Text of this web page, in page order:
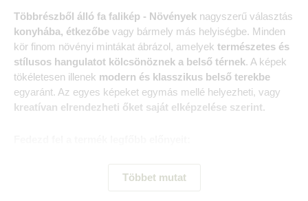
Többrészből álló fa falikép - Növények nagyszerű választás
konyhába, étkezőbe vagy bármely más helyiségbe. Minden
kör finom növényi mintákat ábrázol, amelyek természetes és
stílusos hangulatot kölcsönöznek a belső térnek. A képek
tökéletesen illenek modern és klasszikus belső terekbe
egyaránt. Az egyes képeket egymás mellé helyezheti, vagy
kreatívan elrendezheti őket saját elképzelése szerint.
Többet mutat